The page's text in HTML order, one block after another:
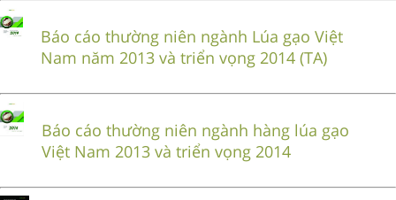
Báo cáo thường niên ngành Lúa gạo Việt
Nam năm 2013 và triển vọng 2014 (TA)
Báo cáo thường niên ngành hàng lúa gạo
Việt Nam 2013 và triển vọng 2014